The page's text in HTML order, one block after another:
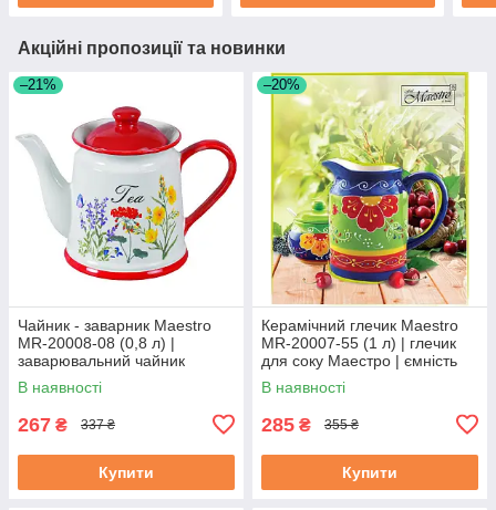
Акційні пропозиції та новинки
–21%
Чайник - заварник Maestro
MR-20008-08 (0,8 л) |
заварювальний чайник
Маестро | керамічний чайник
Маестро
В наявності
267 ₴ 337 ₴
Купити
–20%
Керамічний глечик Maestro
MR-20007-55 (1 л) | глечик
для соку Маестро | ємність
для води Маестро
В наявності
285 ₴ 355 ₴
Купити